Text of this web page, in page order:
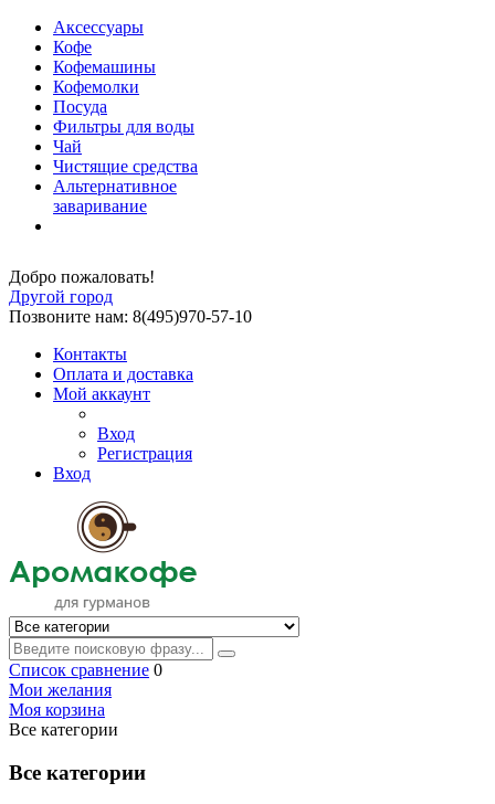
Аксессуары
Кофе
Кофемашины
Кофемолки
Посуда
Фильтры для воды
Чай
Чистящие средства
Альтернативное
заваривание
Добро пожаловать!
Другой город
Позвоните нам: 8(495)970-57-10
Контакты
Оплата и доставка
Мой аккаунт
Вход
Регистрация
Вход
Список сравнение 0
Мои желания
Моя корзина
Все категории
Все категории